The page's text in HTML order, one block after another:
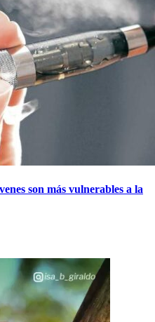
son más vulnerables a la